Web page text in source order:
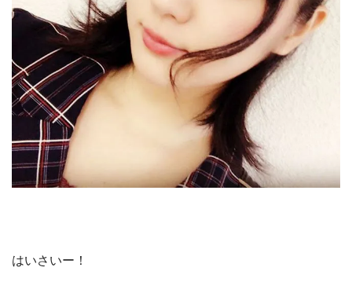
はいさいー！